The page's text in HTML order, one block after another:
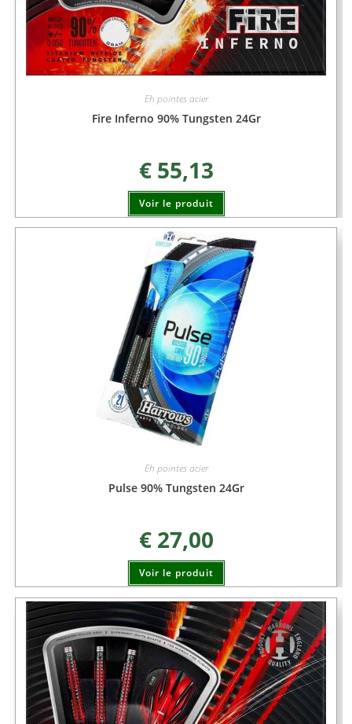
Eh pointes acier
Fire Inferno 90% Tungsten 24Gr
€55,13
Voir le produit
Eh pointes acier
Pulse 90% Tungsten 24Gr
€27,00
Voir le produit